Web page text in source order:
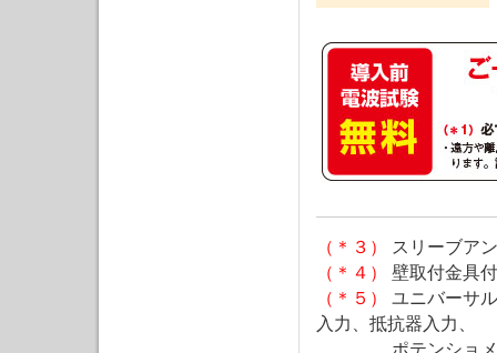
（＊３）
スリーブア
（＊４）
壁取付金具
（＊５）
ユニバーサ
入力、抵抗器入力、
ポテンショメ